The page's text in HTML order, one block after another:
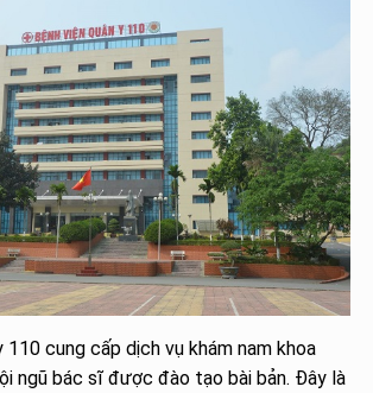
110 cung cấp dịch vụ khám nam khoa
ngũ bác sĩ được đào tạo bài bản. Đây là